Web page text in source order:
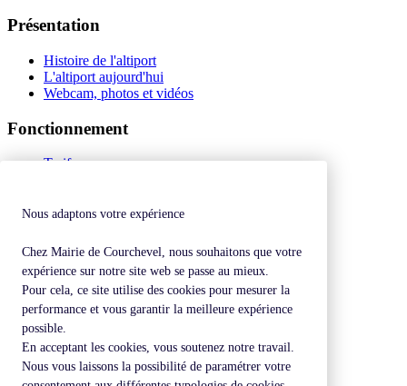
Nous adaptons votre expérience
Chez Mairie de Courchevel, nous souhaitons que votre
expérience sur notre site web se passe au mieux.
Pour cela, ce site utilise des cookies pour mesurer la
performance et vous garantir la meilleure expérience
possible.
En acceptant les cookies, vous soutenez notre travail.
Nous vous laissons la possibilité de paramétrer votre
Présentation
Histoire de l'altiport
L'altiport aujourd'hui
Webcam, photos et vidéos
Fonctionnement
Tarifs
NOTAM
Ecole de pilotage
Contact
Accessibilité
Nous contacter
Tél : 04 79 08 25 49